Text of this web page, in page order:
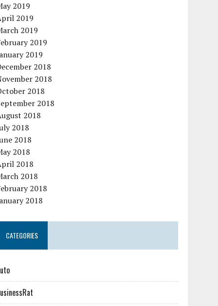
2019
2019
2019
2019
2019
2018
2018
2018
2018
2018
2018
2018
2018
2018
2018
2018
2018
CATEGORIES